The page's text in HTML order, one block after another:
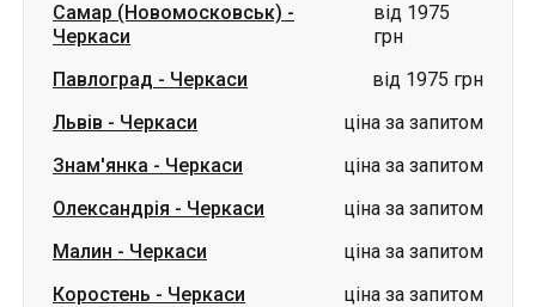
Самар (Новомосковськ) -
Черкаси
від 1975
грн
Павлоград - Черкаси
від 1975 грн
Львів - Черкаси
ціна за запитом
Знам'янка - Черкаси
ціна за запитом
Олександрія - Черкаси
ціна за запитом
Малин - Черкаси
ціна за запитом
Коростень - Черкаси
ціна за запитом